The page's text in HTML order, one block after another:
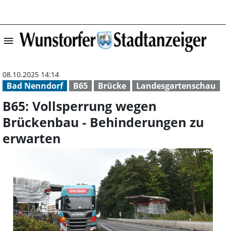
menu B65:
Bad Nenndorf B65 Brücke Landesgartenschau
08.10.2025 14:14
B65: Vollsperrung wegen
Brückenbau - Behinderungen zu
erwarten